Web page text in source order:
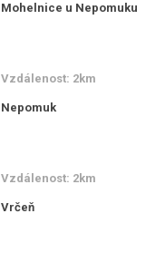
Mohelnice u Nepomuku
Vzdálenost: 2km
Nepomuk
Vzdálenost: 2km
Vrčeň